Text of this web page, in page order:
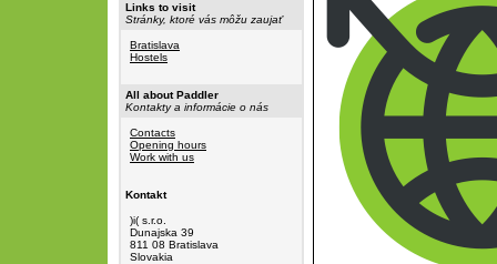
Links to visit
Stránky, ktoré vás môžu zaujať
Bratislava
Hostels
All about Paddler
Kontakty a informácie o nás
Contacts
Opening hours
Work with us
Kontakt
)i( s.r.o.
Dunajska 39
811 08 Bratislava
Slovakia